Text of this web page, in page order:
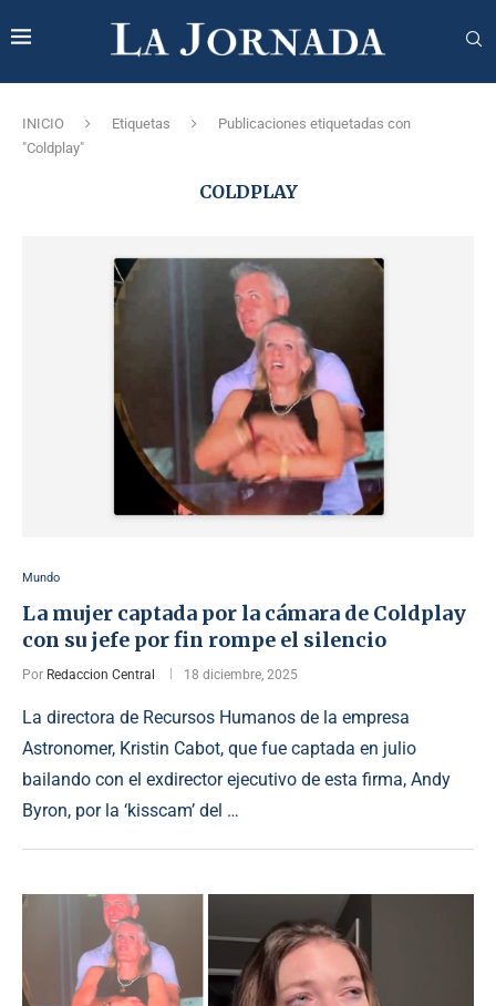
INICIO Etiquetas
Publicaciones etiquetadas con
"Coldplay"
COLDPLAY
Mundo
La mujer captada por la cámara de Coldplay
con su jefe por fin rompe el silencio
Por Redaccion Central 18 diciembre, 2025
La directora de Recursos Humanos de la empresa
Astronomer, Kristin Cabot, que fue captada en julio
bailando con el exdirector ejecutivo de esta firma, Andy
Byron, por la ‘kisscam’ del …